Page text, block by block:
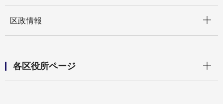
区政情報
各区役所ページ